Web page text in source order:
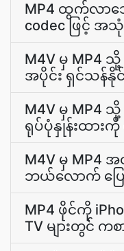
MP4 ထွက်လာ
codec ဖြင့် အ
M4V မှ MP4
အပိုင်း ရှင်သန်နို
M4V မှ MP4 သို့
ရုပ်ပုံနှုန်းထားကို
M4V မှ MP4
ဘယ်လောက် ပြ
MP4 ဖိုင်ကို
TV များတွင် က